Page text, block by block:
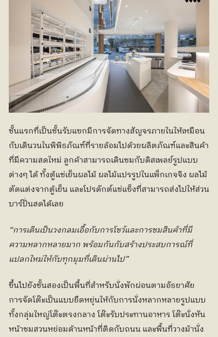
ชั้นแรกที่เป็นชั้นรับแขกมีการจัดทางสัญจรภายในให้เหมือน
กับเดินวนในพิพิธภัณฑ์ที่รายล้อมไปด้วยผลิตภัณฑ์และสินค้า
ที่มีความสดใหม่ ลูกค้าสามารถเดินชมกับดิสเพลย์รูปแบบ
ต่างๆ ได้ ทั้งตู้แช่เย็นผลไม้ ผลไม้แปรรูปในแพ็กเกจจิง ผลไม้
ตัดแต่งจากตู้เย็น และโปรดักต์แช่แข็งที่สามารถส่งไปให้ส่วน
บาร์ปั่นสดได้เลย
“การเดินเป็นวงกลมเอื้อกับการโชว์และการชมสินค้าที่มี
ความหลากหลายมาก พร้อมกันกับสร้างประสบการณ์ที่
แปลกใหม่ให้กับทุกมุมที่เดินผ่านไป”
ขึ้นไปยังชั้นสองเป็นพื้นที่สำหรับนั่งพักผ่อนตามอัธยาศัย
การจัดโต๊ะเป็นแบบยืดหยุ่นให้กับการนั่งหลากหลายรูปแบบ
ทั้งกลุ่มใหญ่โต๊ะตรงกลาง โต๊ะรับประทานอาหาร โต๊ะนั่งหัน
หน้าชมสวนหย่อมด้านหน้าที่ติดกับถนน และพื้นที่วางม้านั่ง